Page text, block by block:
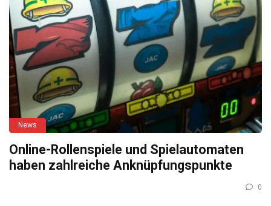
News
Online-Rollenspiele und Spielautomaten
haben zahlreiche Anknüpfungspunkte
0